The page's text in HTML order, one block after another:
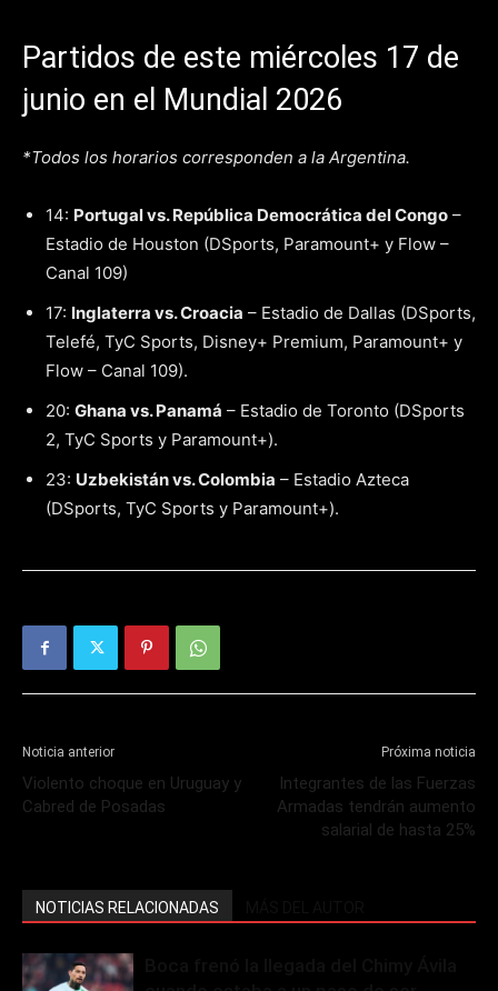
Partidos de este miércoles 17 de
junio en el Mundial 2026
*Todos los horarios corresponden a la Argentina.
14: Portugal vs. República Democrática del Congo –
Estadio de Houston (DSports, Paramount+ y Flow –
Canal 109)
17: Inglaterra vs. Croacia – Estadio de Dallas (DSports,
Telefé, TyC Sports, Disney+ Premium, Paramount+ y
Flow – Canal 109).
20: Ghana vs. Panamá – Estadio de Toronto (DSports
2, TyC Sports y Paramount+).
23: Uzbekistán vs. Colombia – Estadio Azteca
(DSports, TyC Sports y Paramount+).
Noticia anterior
Violento choque en Uruguay y
Cabred de Posadas
Próxima noticia
Integrantes de las Fuerzas
Armadas tendrán aumento
salarial de hasta 25%
NOTICIAS RELACIONADAS